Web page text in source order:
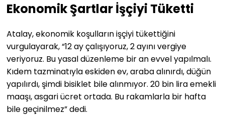
Ekonomik Şartlar İşçiyi Tüketti
Atalay, ekonomik koşulların işçiyi tükettiğini
vurgulayarak, “12 ay çalışıyoruz, 2 ayını vergiye
veriyoruz. Bu yasal düzenleme bir an evvel yapılmalı.
Kıdem tazminatıyla eskiden ev, araba alınırdı, düğün
yapılırdı, şimdi bisiklet bile alınmıyor. 20 bin lira emekli
maaşı, asgari ücret ortada. Bu rakamlarla bir hafta
bile geçinilmez” dedi.